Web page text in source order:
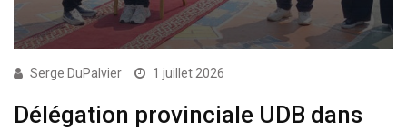
Serge DuPalvier 1 juillet 2026
Délégation provinciale UDB dans